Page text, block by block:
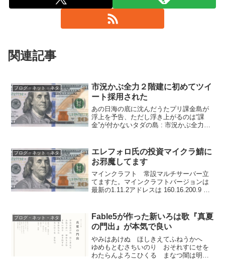
関連記事
ブログ・ネット・ネタ
市況かぶ全力２階建に初めてツイ
ート採用された
あの日海の底に沈んだうたプリ課金島が
浮上を予告、ただし浮き上がるのは“課
金”が付かないタダの島 : 市況かぶ全力２
だったことがあるのだが、そのときのわ
くわく感をちょっと...
ブログ・ネット・ネタ
エレフォロ氏の投資マイクラ鯖に
お邪魔してます
マインクラフト 常設マルチサーバー立
てますた。マインクラフトバージョンは
最新の1.11.2アドレスは 160.16.200.9 こ
ロ (@ele_folo) 2017...
ブログ・ネット・ネタ
Fable5が作った新いろは歌『真夏
の門出』が本気で良い
やみはあけぬ ほしきえてふねうかへ
ゆめもとむさちいのり おそれすにせを
わたらんよろこひくる まなつ闇は明け